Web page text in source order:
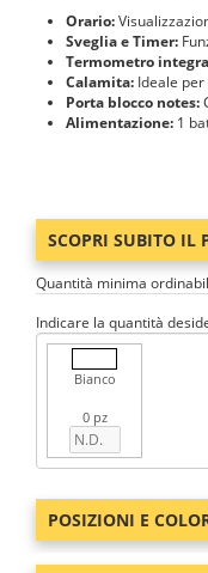
Orario:
Sveglia e Timer:
Termometro
Calamita: Ideale
Porta blocco notes:
Alimentazione: 1
SCOPRI SUBITO IL
Quantità minima
Indicare la quantità
Bianco
0 pz
POSIZIONI E